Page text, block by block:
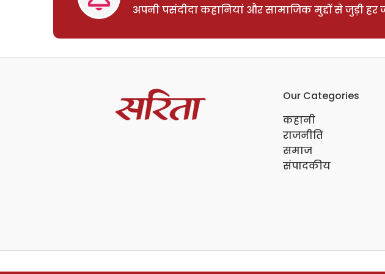
अपनी पसंदीदा कहानियां और सामाजिक मुद्दों से जुड़ी
Our Categories
कहानी
राजनीति
समाज
संपादकीय